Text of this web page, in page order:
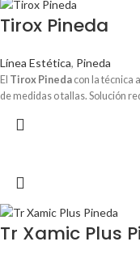
Tirox Pineda
Línea Estética, Pineda
El Tirox Pineda con la técnica
de medidas o tallas. Solución
Tr Xamic Plus